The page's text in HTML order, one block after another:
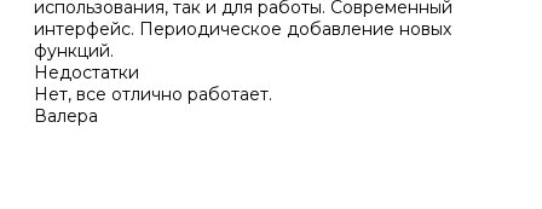
использования, так и для работы. Современный
интерфейс. Периодическое добавление новых
функций.
Недостатки
Нет, все отлично работает.
Валера